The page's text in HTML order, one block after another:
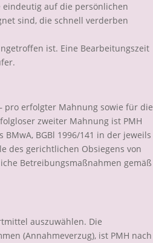
auf die persönlichen
sind, die schnell verderben
ist. Eine Bearbeitungszeit
pro erfolgter Mahnung sowie für die
zweiter Mahnung ist PMH
BGBl 1996/141 in der jeweils
des gerichtlichen Obsiegens von
Betreibungsmaßnahmen gemäß
auszuwählen. Die
(Annahmeverzug), ist PMH nach